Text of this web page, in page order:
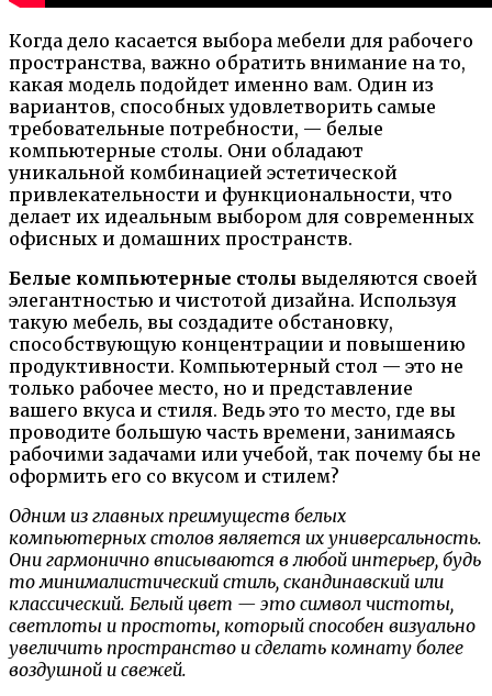
Когда дело касается выбора мебели для рабочего
пространства, важно обратить внимание на то,
какая модель подойдет именно вам. Один из
вариантов, способных удовлетворить самые
требовательные потребности, — белые
компьютерные столы. Они обладают
уникальной комбинацией эстетической
привлекательности и функциональности, что
делает их идеальным выбором для современных
офисных и домашних пространств.
Белые компьютерные столы выделяются своей
элегантностью и чистотой дизайна. Используя
такую мебель, вы создадите обстановку,
способствующую концентрации и повышению
продуктивности. Компьютерный стол — это не
только рабочее место, но и представление
вашего вкуса и стиля. Ведь это то место, где вы
проводите большую часть времени, занимаясь
рабочими задачами или учебой, так почему бы не
оформить его со вкусом и стилем?
Одним из главных преимуществ белых
компьютерных столов является их универсальность.
Они гармонично вписываются в любой интерьер, будь
то минималистический стиль, скандинавский или
классический. Белый цвет — это символ чистоты,
светлоты и простоты, который способен визуально
увеличить пространство и сделать комнату более
воздушной и свежей.